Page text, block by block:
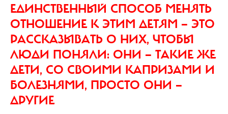
ЕДИНСТВЕННЫЙ СПОСОБ МЕНЯТЬ
ОТНОШЕНИЕ К ЭТИМ ДЕТЯМ — ЭТО
РАССКАЗЫВАТЬ О НИХ, ЧТОБЫ
ЛЮДИ ПОНЯЛИ: ОНИ — ТАКИЕ ЖЕ
ДЕТИ, СО СВОИМИ КАПРИЗАМИ И
БОЛЕЗНЯМИ, ПРОСТО ОНИ —
ДРУГИЕ